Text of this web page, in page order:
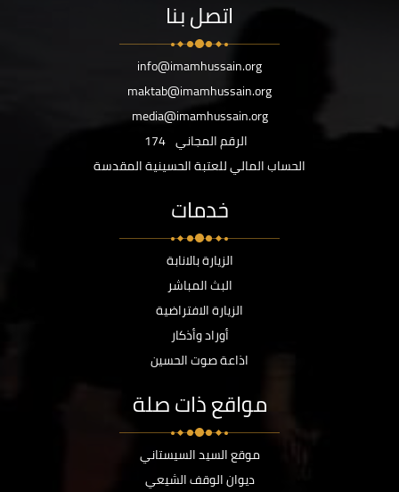
اتصل بنا
info@imamhussain.org
maktab@imamhussain.org
media@imamhussain.org
الرقم المجاني 174
الحساب المالي للعتبة الحسينية المقدسة
خدمات
الزيارة بالانابة
البث المباشر
الزيارة الافتراضية
أوراد وأذكار
اذاعة صوت الحسين
مواقع ذات صلة
موقع السيد السيستاني
ديوان الوقف الشيعي